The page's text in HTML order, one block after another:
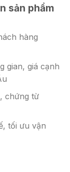
sản phẩm
hàng
gian, giá cạnh
chứng từ
tối ưu vận